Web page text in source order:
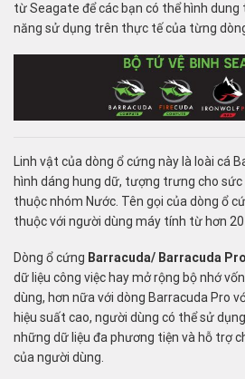
từSeagate để các bạn có thể hình
năng sử dụng trên thực tế của từng
Linh vật của dòng ổ cứng này là loài cá
hình dáng hung dữ, tượng trưng cho
thuộc nhóm Nước. Tên gọi của dòng ổ
thuộc với người dùng máy tính từ hơn 20
Dòng ổ cứng Barracuda/ Barracuda Pro
dữ liệu công việc hay mở rộng bộ nhớ
dùng, hơn nữa với dòng Barracuda Pro
hiệu suất cao, người dùng có thể sử
những dữ liệu đa phương tiện và hỗ trợ
của người dùng.